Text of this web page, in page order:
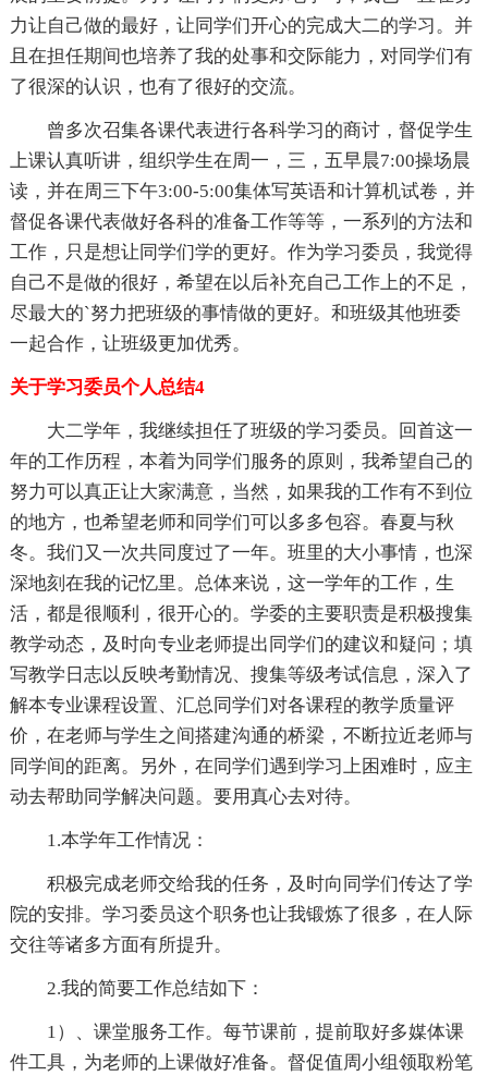
力让自己做的最好，让同学们开心的完成大二的学习。并
且在担任期间也培养了我的处事和交际能力，对同学们有
了很深的认识，也有了很好的交流。
曾多次召集各课代表进行各科学习的商讨，督促学生
上课认真听讲，组织学生在周一，三，五早晨7:00操场晨
读，并在周三下午3:00-5:00集体写英语和计算机试卷，并
督促各课代表做好各科的准备工作等等，一系列的方法和
工作，只是想让同学们学的更好。作为学习委员，我觉得
自己不是做的很好，希望在以后补充自己工作上的不足，
尽最大的`努力把班级的事情做的更好。和班级其他班委
一起合作，让班级更加优秀。
关于学习委员个人总结4
大二学年，我继续担任了班级的学习委员。回首这一
年的工作历程，本着为同学们服务的原则，我希望自己的
努力可以真正让大家满意，当然，如果我的工作有不到位
的地方，也希望老师和同学们可以多多包容。春夏与秋
冬。我们又一次共同度过了一年。班里的大小事情，也深
深地刻在我的记忆里。总体来说，这一学年的工作，生
活，都是很顺利，很开心的。学委的主要职责是积极搜集
教学动态，及时向专业老师提出同学们的建议和疑问；填
写教学日志以反映考勤情况、搜集等级考试信息，深入了
解本专业课程设置、汇总同学们对各课程的教学质量评
价，在老师与学生之间搭建沟通的桥梁，不断拉近老师与
同学间的距离。另外，在同学们遇到学习上困难时，应主
动去帮助同学解决问题。要用真心去对待。
1.本学年工作情况：
积极完成老师交给我的任务，及时向同学们传达了学
院的安排。学习委员这个职务也让我锻炼了很多，在人际
交往等诸多方面有所提升。
2.我的简要工作总结如下：
1）、课堂服务工作。每节课前，提前取好多媒体课
件工具，为老师的上课做好准备。督促值周小组领取粉笔